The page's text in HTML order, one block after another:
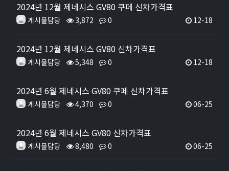
2024년 12월 제네시스 GV80 쿠페 신차가격표
게시물담당 3,872 0 12-18
2024년 12월 제네시스 GV80 신차가격표
게시물담당 5,348 0 12-18
2024년 6월 제네시스 GV80 쿠페 신차가격표
게시물담당 4,370 0 06-25
2024년 6월 제네시스 GV80 신차가격표
게시물담당 8,480 0 06-25